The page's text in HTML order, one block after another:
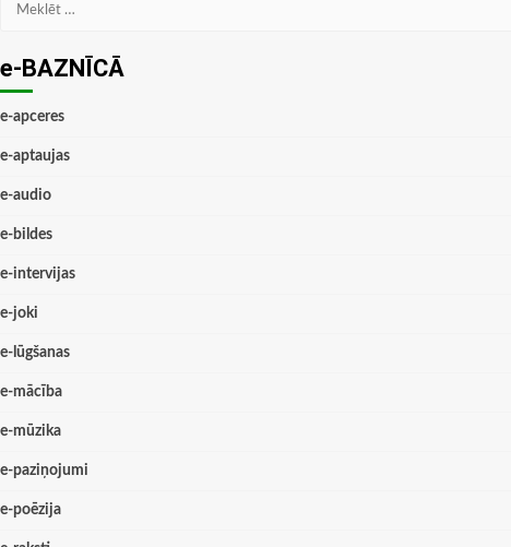
e-BAZNĪCĀ
e-apceres
e-aptaujas
e-audio
e-bildes
e-intervijas
e-joki
e-lūgšanas
e-mācība
e-mūzika
e-paziņojumi
e-poēzija